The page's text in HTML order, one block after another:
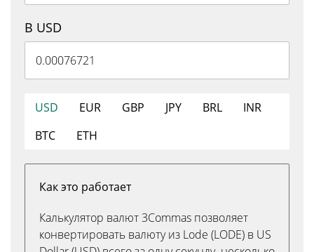
В USD
USD EUR GBP JPY BRL
INR
BTC
ETH
Как это работает
Калькулятор валют 3Commas позволяет
конвертировать валюту из Lode (LODE) в US